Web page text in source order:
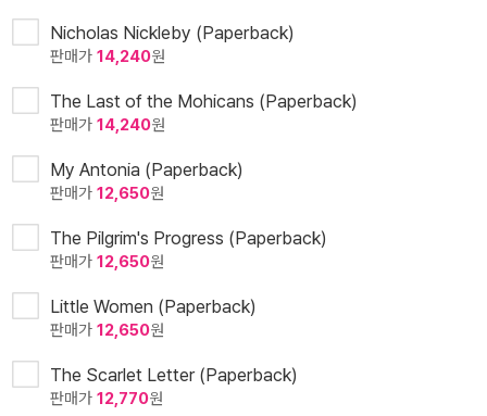
Nicholas Nickleby (Paperback)
판매가 14,240원
The Last of the Mohicans (Paperback)
판매가 14,240원
My Antonia (Paperback)
판매가 12,650원
The Pilgrim's Progress (Paperback)
판매가 12,650원
Little Women (Paperback)
판매가 12,650원
The Scarlet Letter (Paperback)
판매가 12,770원